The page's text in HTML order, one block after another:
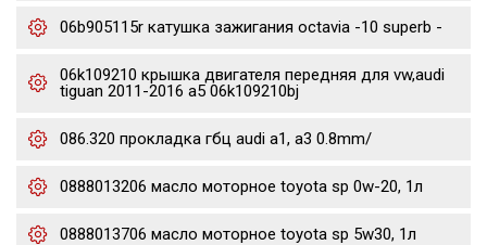
06b905115r катушка зажигания octavia -10 superb -
06k109210 крышка двигателя передняя для vw,audi
tiguan 2011-2016 a5 06k109210bj
086.320 прокладка гбц audi a1, a3 0.8mm/
0888013206 масло моторное toyota sp 0w-20, 1л
0888013706 масло моторное toyota sp 5w30, 1л